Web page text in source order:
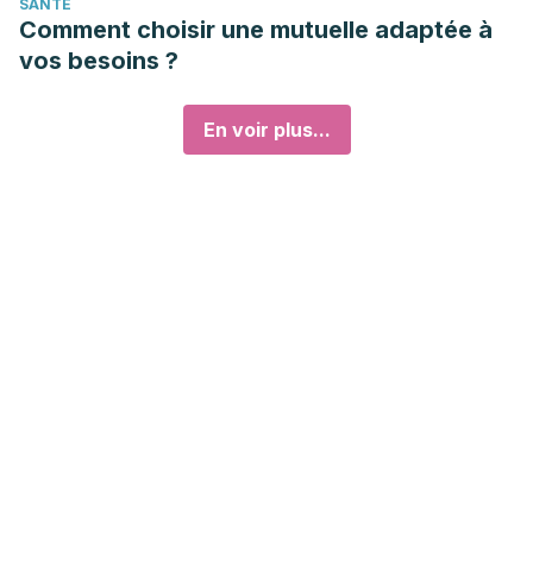
SANTÉ
Comment choisir une mutuelle adaptée à
vos besoins ?
En voir plus...